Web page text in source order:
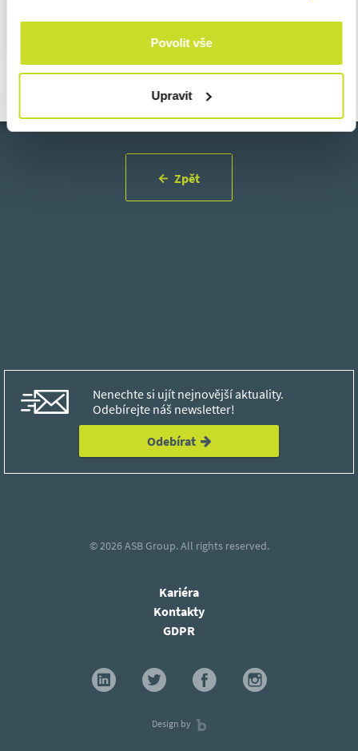
Povolit vše
Upravit
Zpět
Nenechte si ujít nejnovější aktuality.
Odebírejte náš newsletter!
Odebírat
© 2026ASB Group.All rights reserved.
Kariéra
Kontakty
GDPR
Design by